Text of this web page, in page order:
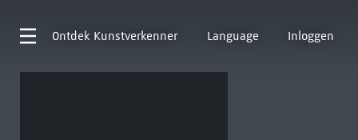
Ontdek Kunstverkenner Language Inloggen